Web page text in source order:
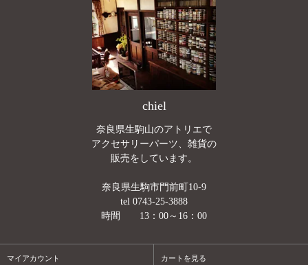
chiel
奈良県生駒山のアトリエで
アクセサリーパーツ、雑貨の
販売をしています。
奈良県生駒市門前町10-9
tel 0743-25-3888
時間 13：00～16：00
マイアカウント カートを見る